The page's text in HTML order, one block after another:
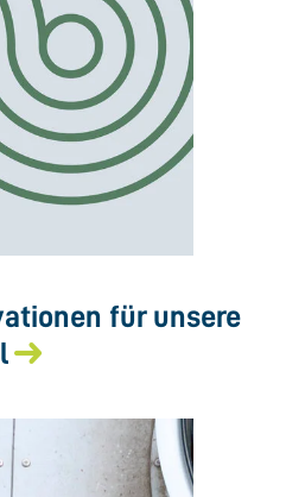
für unsere